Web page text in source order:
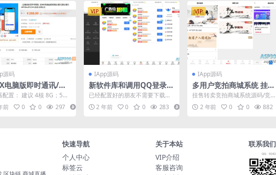
源码
电脑版即时通讯/聊
/聊天APP/im/PC/
卓/苹果
配置： 建议 4核 8G；5M
可以根据业务情况调高。
操作系...
前 0 0 297
VIP
IApp源码
新软件库和调用QQ登录IA
PP源码已修复报错
已经配置好的朋友不需要下载，
只需要按照我下方给的代码修复
就行了， 复制这段代码，...
2 年前 0 0 283
VIP
IApp源码
多用户竞拍商城系统 挂售
转卖竞拍商城系统源码 竞
拍系统 竞拍系统开发定制
转拍闪拍系统 后端PHP
挂售转卖竞拍商城系统源码/竞拍
系统/转拍闪拍系统/后端PHP+前
端UNIAPP源...
2 年前 0 0 882
快速导航
个人中心
标签云
关于本站
VIP介绍
客服咨询
联系我们